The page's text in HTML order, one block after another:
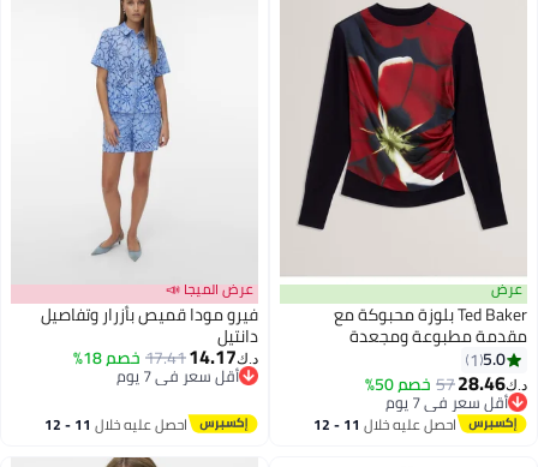
عرض
Ted Baker بلوزة محبوكة مع
مقدمة مطبوعة ومجعدة
5.0
1
د.ك‏28.46
57خصم 50%
أقل سعر في 7 يوم
أقل سعر في 7 يوماحصل عليه خلال 11 - 12
عرض الميجا 📣
فيرو مودا قميص بأزرار وتفاصيل
دانتيل
د.ك‏14.17
17.41خصم 18%
أقل سعر في 7 يوم
أقل سعر في 7 يوم
احصل عليه خلال 11 - 12